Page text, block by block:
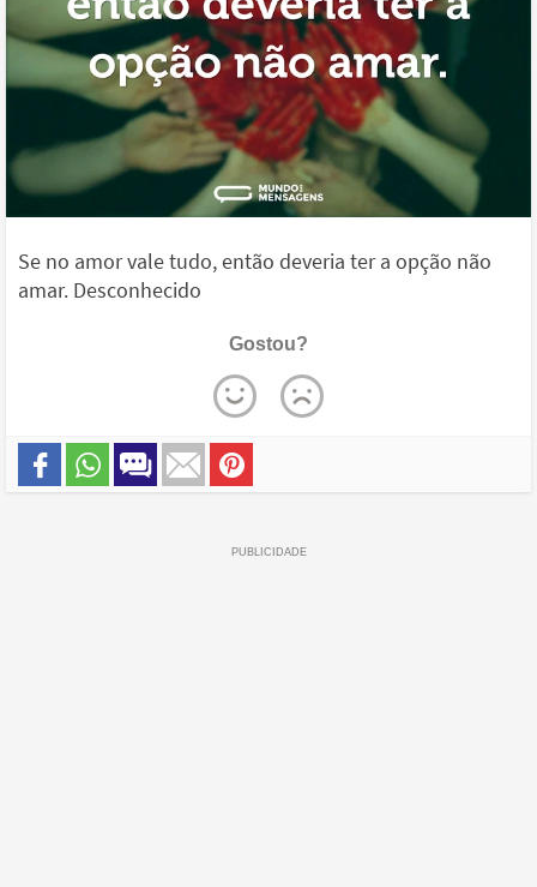
Se no amor vale tudo, então deveria ter a opção não
amar. Desconhecido
Gostou?